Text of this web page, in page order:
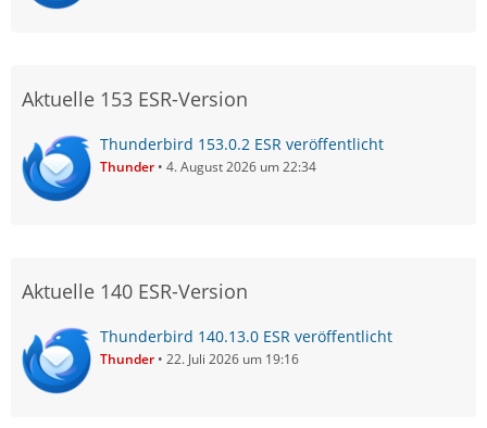
Aktuelle 153 ESR-Version
Thunderbird 153.0.2 ESR veröffentlicht
Thunder 4. August 2026 um 22:34
Aktuelle 140 ESR-Version
Thunderbird 140.13.0 ESR veröffentlicht
Thunder 22. Juli 2026 um 19:16